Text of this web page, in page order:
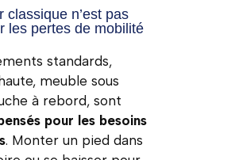
classique n’est pas
les pertes de mobilité
standards,
meuble sous
à rebord, sont
pour les besoins
. Monter un pied dans